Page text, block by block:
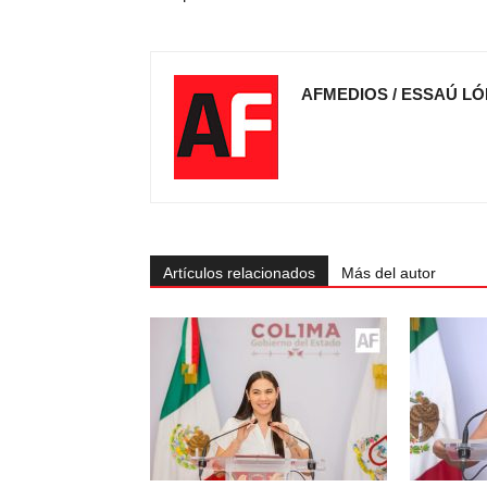
AFMEDIOS / ESSAÚ
Artículos relacionados Más del autor